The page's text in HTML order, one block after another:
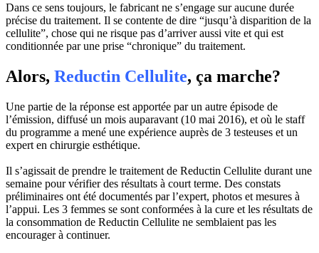
Dans ce sens toujours, le fabricant ne s’engage sur aucune durée
précise du traitement. Il se contente de dire “jusqu’à disparition de la
cellulite”, chose qui ne risque pas d’arriver aussi vite et qui est
conditionnée par une prise “chronique” du traitement.
Alors, Reductin Cellulite, ça marche?
Une partie de la réponse est apportée par un autre épisode de
l’émission, diffusé un mois auparavant (10 mai 2016), et où le staff
du programme a mené une expérience auprès de 3 testeuses et un
expert en chirurgie esthétique.
Il s’agissait de prendre le traitement de Reductin Cellulite durant une
semaine pour vérifier des résultats à court terme. Des constats
préliminaires ont été documentés par l’expert, photos et mesures à
l’appui. Les 3 femmes se sont conformées à la cure et les résultats de
la consommation de Reductin Cellulite ne semblaient pas les
encourager à continuer.